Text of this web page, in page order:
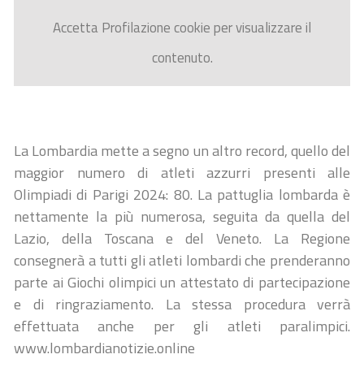
AccettaProfilazionecookie per visualizzare il
contenuto.
La Lombardia mette a segno un altro record, quello del
maggior numero di atleti azzurri presenti alle
Olimpiadi di Parigi 2024: 80. La pattuglia lombarda è
nettamente la più numerosa, seguita da quella del
Lazio, della Toscana e del Veneto. La Regione
consegnerà a tutti gli atleti lombardi che prenderanno
parte ai Giochi olimpici un attestato di partecipazione
e di ringraziamento. La stessa procedura verrà
effettuata anche per gli atleti paralimpici.
www.lombardianotizie.online